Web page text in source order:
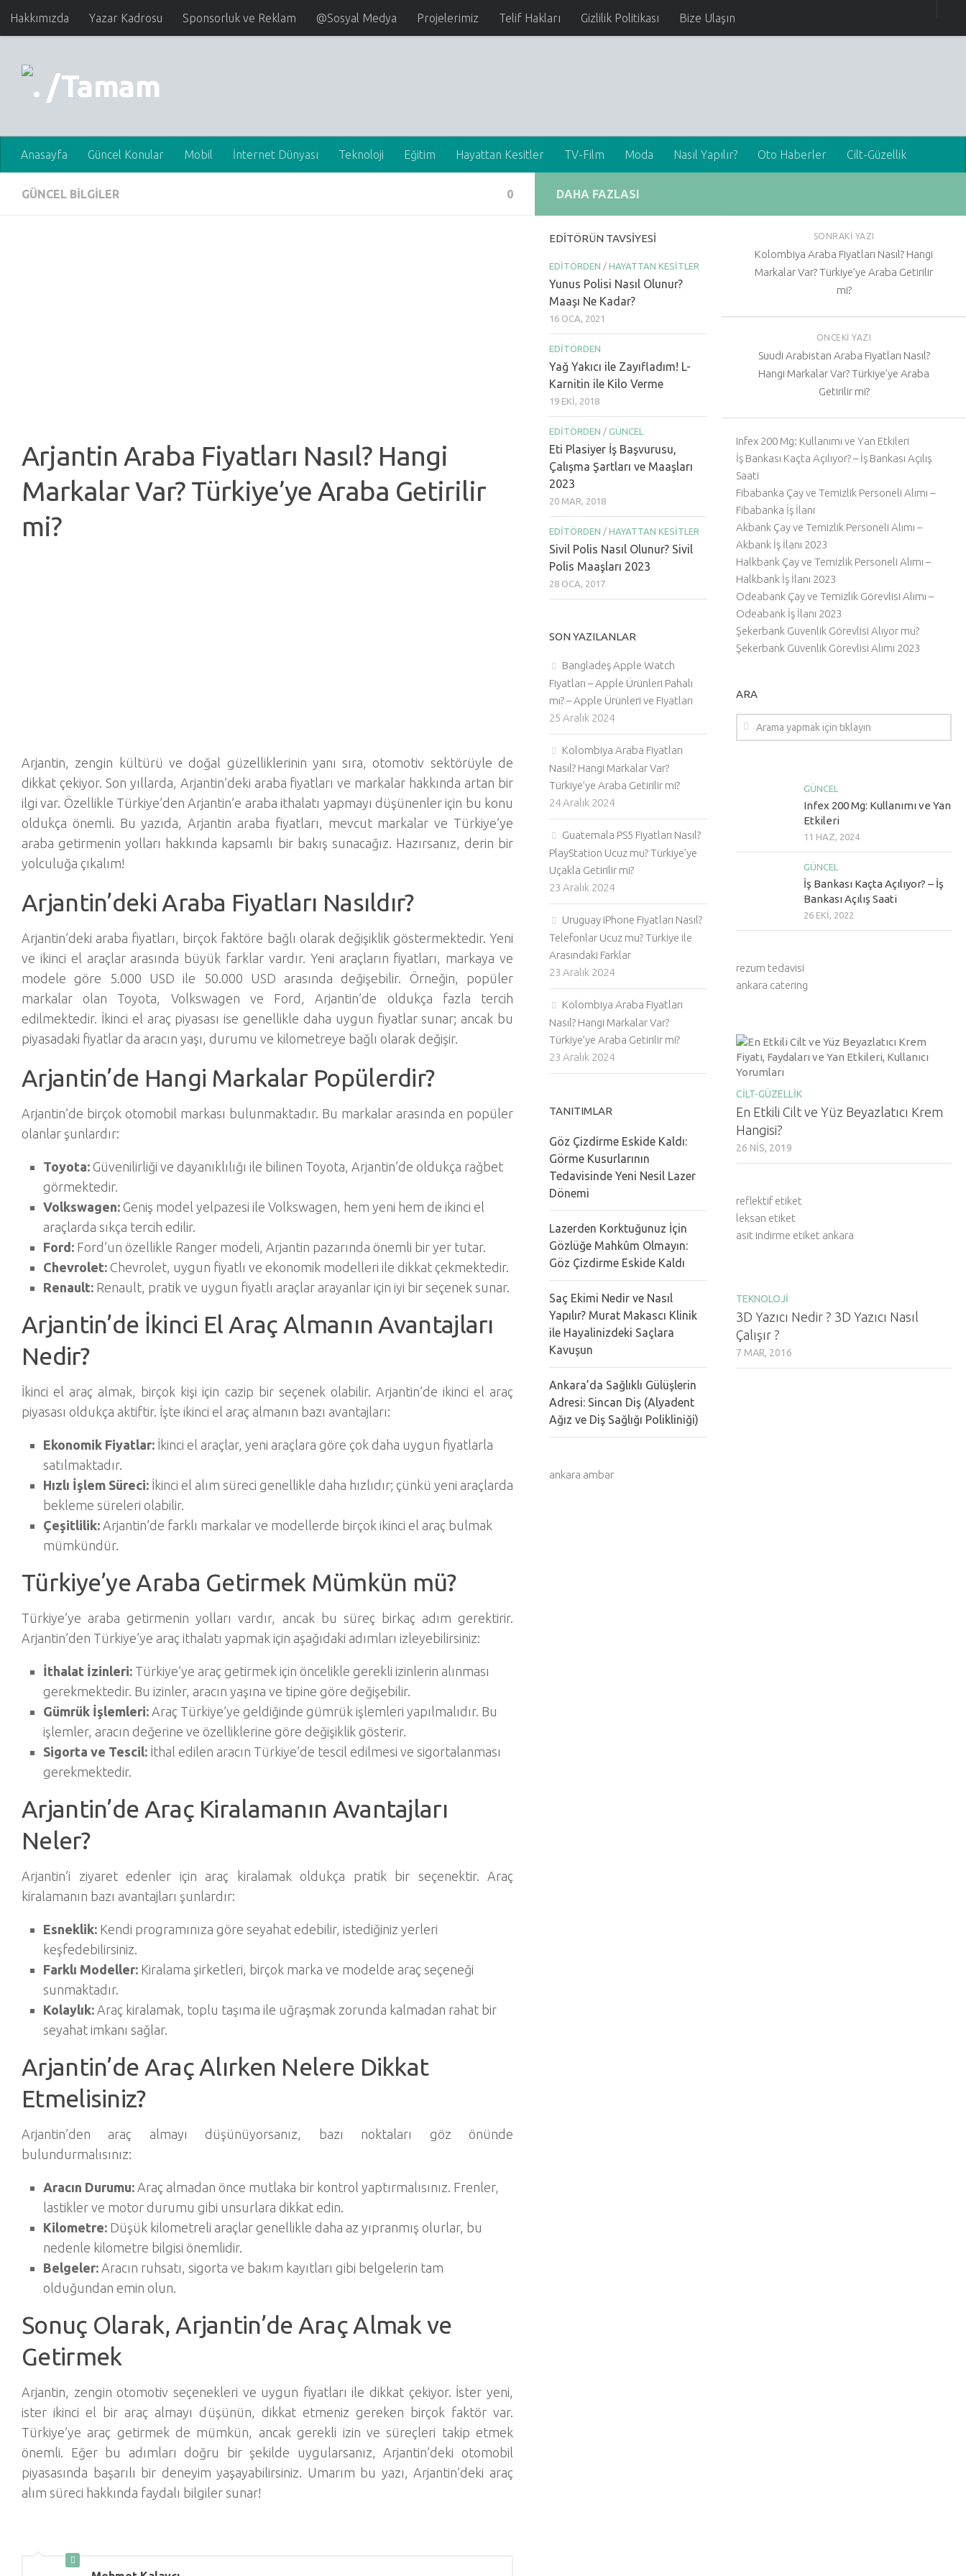
Hakkımızda Yazar Kadrosu Sponsorluk ve Reklam @Sosyal Medya Projelerimiz Telif Hakları Gizlilik Politikası Bize Ulaşın
Anasayfa Güncel Konular Mobil İnternet Dünyası Teknoloji Eğitim Hayattan Kesitler TV-Film Moda Nasıl Yapılır? Oto Haberler Cilt-Güzellik
GÜNCEL BİLGİLER 0
Arjantin Araba Fiyatları Nasıl? Hangi
Markalar Var? Türkiye’ye Araba Getirilir
mi?
Arjantin, zengin kültürü ve doğal güzelliklerinin yanı sıra, otomotiv sektörüyle de
dikkat çekiyor. Son yıllarda, Arjantin’deki araba fiyatları ve markalar hakkında artan bir
ilgi var. Özellikle Türkiye’den Arjantin’e araba ithalatı yapmayı düşünenler için bu konu
oldukça önemli. Bu yazıda, Arjantin araba fiyatları, mevcut markalar ve Türkiye’ye
araba getirmenin yolları hakkında kapsamlı bir bakış sunacağız. Hazırsanız, derin bir
yolculuğa çıkalım!
Arjantin’deki Araba Fiyatları Nasıldır?
Arjantin’deki araba fiyatları, birçok faktöre bağlı olarak değişiklik göstermektedir. Yeni
ve ikinci el araçlar arasında büyük farklar vardır. Yeni araçların fiyatları, markaya ve
modele göre 5.000 USD ile 50.000 USD arasında değişebilir. Örneğin, popüler
markalar olan Toyota, Volkswagen ve Ford, Arjantin’de oldukça fazla tercih
edilmektedir. İkinci el araç piyasası ise genellikle daha uygun fiyatlar sunar; ancak bu
piyasadaki fiyatlar da aracın yaşı, durumu ve kilometreye bağlı olarak değişir.
Arjantin’de Hangi Markalar Popülerdir?
Arjantin’de birçok otomobil markası bulunmaktadır. Bu markalar arasında en popüler
olanlar şunlardır:
Toyota: Güvenilirliği ve dayanıklılığı ile bilinen Toyota, Arjantin’de oldukça rağbet
görmektedir.
Volkswagen: Geniş model yelpazesi ile Volkswagen, hem yeni hem de ikinci el
araçlarda sıkça tercih edilir.
Ford: Ford’un özellikle Ranger modeli, Arjantin pazarında önemli bir yer tutar.
Chevrolet: Chevrolet, uygun fiyatlı ve ekonomik modelleri ile dikkat çekmektedir.
Renault: Renault, pratik ve uygun fiyatlı araçlar arayanlar için iyi bir seçenek sunar.
Arjantin’de İkinci El Araç Almanın Avantajları
Nedir?
İkinci el araç almak, birçok kişi için cazip bir seçenek olabilir. Arjantin’de ikinci el araç
piyasası oldukça aktiftir. İşte ikinci el araç almanın bazı avantajları:
Ekonomik Fiyatlar: İkinci el araçlar, yeni araçlara göre çok daha uygun fiyatlarla
satılmaktadır.
Hızlı İşlem Süreci: İkinci el alım süreci genellikle daha hızlıdır; çünkü yeni araçlarda
bekleme süreleri olabilir.
Çeşitlilik: Arjantin’de farklı markalar ve modellerde birçok ikinci el araç bulmak
mümkündür.
Türkiye’ye Araba Getirmek Mümkün mü?
Türkiye’ye araba getirmenin yolları vardır, ancak bu süreç birkaç adım gerektirir.
Arjantin’den Türkiye’ye araç ithalatı yapmak için aşağıdaki adımları izleyebilirsiniz:
İthalat İzinleri: Türkiye’ye araç getirmek için öncelikle gerekli izinlerin alınması
gerekmektedir. Bu izinler, aracın yaşına ve tipine göre değişebilir.
Gümrük İşlemleri: Araç Türkiye’ye geldiğinde gümrük işlemleri yapılmalıdır. Bu
işlemler, aracın değerine ve özelliklerine göre değişiklik gösterir.
Sigorta ve Tescil: İthal edilen aracın Türkiye’de tescil edilmesi ve sigortalanması
gerekmektedir.
Arjantin’de Araç Kiralamanın Avantajları
Neler?
Arjantin’i ziyaret edenler için araç kiralamak oldukça pratik bir seçenektir. Araç
kiralamanın bazı avantajları şunlardır:
Esneklik: Kendi programınıza göre seyahat edebilir, istediğiniz yerleri
keşfedebilirsiniz.
Farklı Modeller: Kiralama şirketleri, birçok marka ve modelde araç seçeneği
sunmaktadır.
Kolaylık: Araç kiralamak, toplu taşıma ile uğraşmak zorunda kalmadan rahat bir
seyahat imkanı sağlar.
Arjantin’de Araç Alırken Nelere Dikkat
Etmelisiniz?
Arjantin’den araç almayı düşünüyorsanız, bazı noktaları göz önünde
bulundurmalısınız:
Aracın Durumu: Araç almadan önce mutlaka bir kontrol yaptırmalısınız. Frenler,
lastikler ve motor durumu gibi unsurlara dikkat edin.
Kilometre: Düşük kilometreli araçlar genellikle daha az yıpranmış olurlar, bu
nedenle kilometre bilgisi önemlidir.
Belgeler: Aracın ruhsatı, sigorta ve bakım kayıtları gibi belgelerin tam
olduğundan emin olun.
Sonuç Olarak, Arjantin’de Araç Almak ve
Getirmek
Arjantin, zengin otomotiv seçenekleri ve uygun fiyatları ile dikkat çekiyor. İster yeni,
ister ikinci el bir araç almayı düşünün, dikkat etmeniz gereken birçok faktör var.
Türkiye’ye araç getirmek de mümkün, ancak gerekli izin ve süreçleri takip etmek
önemli. Eğer bu adımları doğru bir şekilde uygularsanız, Arjantin’deki otomobil
piyasasında başarılı bir deneyim yaşayabilirsiniz. Umarım bu yazı, Arjantin’deki araç
alım süreci hakkında faydalı bilgiler sunar!
SONRAKI YAZI
Kolombiya Araba Fiyatları Nasıl? Hangi
Markalar Var? Türkiye’ye Araba Getirilir
mi?
ÖNCEKI YAZI
Suudi Arabistan Araba Fiyatları Nasıl?
Hangi Markalar Var? Türkiye’ye Araba
Getirilir mi?
Infex 200 Mg: Kullanımı ve Yan Etkileri
İş Bankası Kaçta Açılıyor? – İş Bankası Açılış
Saati
Fibabanka Çay ve Temizlik Personeli Alımı –
Fibabanka İş İlanı
Akbank Çay ve Temizlik Personeli Alımı –
Akbank İş İlanı 2023
Halkbank Çay ve Temizlik Personeli Alımı –
Halkbank İş İlanı 2023
Odeabank Çay ve Temizlik Görevlisi Alımı –
Odeabank İş İlanı 2023
Şekerbank Güvenlik Görevlisi Alıyor mu?
Şekerbank Güvenlik Görevlisi Alımı 2023
ARA
GÜNCEL
Infex 200 Mg: Kullanımı ve Yan
Etkileri
11 HAZ, 2024
GÜNCEL
İş Bankası Kaçta Açılıyor? – İş
Bankası Açılış Saati
26 EKI, 2022
rezum tedavisi
ankara catering
CILT-GÜZELLIK
En Etkili Cilt ve Yüz Beyazlatıcı Krem
Hangisi?
26 NIS, 2019
reflektif etiket
leksan etiket
asit indirme etiket ankara
TEKNOLOJI
3D Yazıcı Nedir ? 3D Yazıcı Nasıl
Çalışır ?
7 MAR, 2016
DAHA FAZLASI
EDITÖRÜN TAVSIYESI
EDITÖRDEN / HAYATTAN KESITLER
Yunus Polisi Nasıl Olunur?
Maaşı Ne Kadar?
16 OCA, 2021
EDITÖRDEN
Yağ Yakıcı ile Zayıfladım! L-
Karnitin ile Kilo Verme
19 EKI, 2018
EDITÖRDEN / GÜNCEL
Eti Plasiyer İş Başvurusu,
Çalışma Şartları ve Maaşları
2023
20 MAR, 2018
EDITÖRDEN / HAYATTAN KESITLER
Sivil Polis Nasıl Olunur? Sivil
Polis Maaşları 2023
28 OCA, 2017
SON YAZILANLAR
Bangladeş Apple Watch
Fiyatları – Apple Ürünleri Pahalı
mı? – Apple Ürünleri ve Fiyatları
25 Aralık 2024
Kolombiya Araba Fiyatları
Nasıl? Hangi Markalar Var?
Türkiye’ye Araba Getirilir mi?
24 Aralık 2024
Guatemala PS5 Fiyatları Nasıl?
PlayStation Ucuz mu? Türkiye’ye
Uçakla Getirilir mi?
23 Aralık 2024
Uruguay iPhone Fiyatları Nasıl?
Telefonlar Ucuz mu? Türkiye ile
Arasındaki Farklar
23 Aralık 2024
Kolombiya Araba Fiyatları
Nasıl? Hangi Markalar Var?
Türkiye’ye Araba Getirilir mi?
23 Aralık 2024
TANITIMLAR
Göz Çizdirme Eskide Kaldı:
Görme Kusurlarının
Tedavisinde Yeni Nesil Lazer
Dönemi
Lazerden Korktuğunuz İçin
Gözlüğe Mahkûm Olmayın:
Göz Çizdirme Eskide Kaldı
Saç Ekimi Nedir ve Nasıl
Yapılır? Murat Makascı Klinik
ile Hayalinizdeki Saçlara
Kavuşun
Ankara’da Sağlıklı Gülüşlerin
Adresi: Sincan Diş (Alyadent
Ağız ve Diş Sağlığı Polikliniği)
ankara ambar